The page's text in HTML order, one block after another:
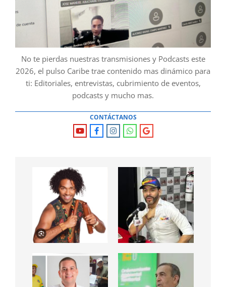
No te pierdas nuestras transmisiones y Podcasts este
2026, el pulso Caribe trae contenido mas dinámico para
ti: Editoriales, entrevistas, cubrimiento de eventos,
podcasts y mucho mas.
CONTÁCTANOS